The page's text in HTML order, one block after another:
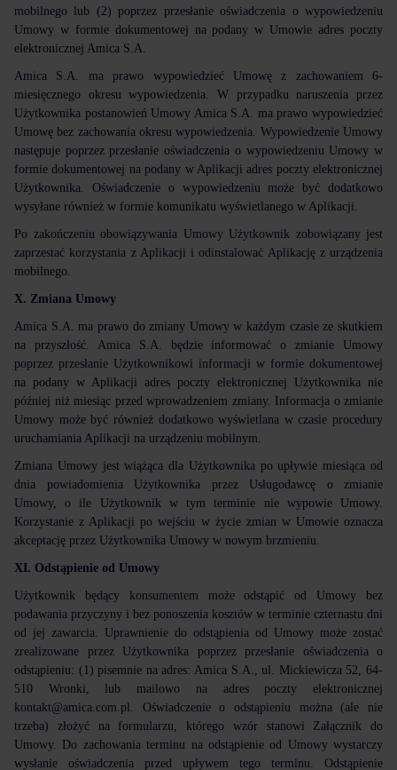
mobilnego lub (2) poprzez przesłanie oświadczenia o wypowiedzeniu
Umowy w formie dokumentowej na podany w Umowie adres poczty
elektronicznej Amica S.A.
Amica S.A. ma prawo wypowiedzieć Umowę z zachowaniem 6-
miesięcznego okresu wypowiedzenia. W przypadku naruszenia przez
Użytkownika postanowień Umowy Amica S.A. ma prawo wypowiedzieć
Umowę bez zachowania okresu wypowiedzenia. Wypowiedzenie Umowy
następuje poprzez przesłanie oświadczenia o wypowiedzeniu Umowy w
formie dokumentowej na podany w Aplikacji adres poczty elektronicznej
Użytkownika. Oświadczenie o wypowiedzeniu może być dodatkowo
wysyłane również w formie komunikatu wyświetlanego w Aplikacji.
Po zakończeniu obowiązywania Umowy Użytkownik zobowiązany jest
zaprzestać korzystania z Aplikacji i odinstalować Aplikację z urządzenia
mobilnego.
X. Zmiana Umowy
Amica S.A. ma prawo do zmiany Umowy w każdym czasie ze skutkiem
na przyszłość. Amica S.A. będzie informować o zmianie Umowy
poprzez przesłanie Użytkownikowi informacji w formie dokumentowej
na podany w Aplikacji adres poczty elektronicznej Użytkownika nie
później niż miesiąc przed wprowadzeniem zmiany. Informacja o zmianie
Umowy może być również dodatkowo wyświetlana w czasie procedury
uruchamiania Aplikacji na urządzeniu mobilnym.
Zmiana Umowy jest wiążąca dla Użytkownika po upływie miesiąca od
dnia powiadomienia Użytkownika przez Usługodawcę o zmianie
Umowy, o ile Użytkownik w tym terminie nie wypowie Umowy.
Korzystanie z Aplikacji po wejściu w życie zmian w Umowie oznacza
akceptację przez Użytkownika Umowy w nowym brzmieniu.
XI. Odstąpienie od Umowy
Użytkownik będący konsumentem może odstąpić od Umowy bez
podawania przyczyny i bez ponoszenia kosztów w terminie czternastu dni
od jej zawarcia. Uprawnienie do odstąpienia od Umowy może zostać
zrealizowane przez Użytkownika poprzez przesłanie oświadczenia o
odstąpieniu: (1) pisemnie na adres: Amica S.A., ul. Mickiewicza 52, 64-
510 Wronki, lub mailowo na adres poczty elektronicznej
kontakt@amica.com.pl . Oświadczenie o odstąpieniu można (ale nie
trzeba) złożyć na formularzu, którego wzór stanowi Załącznik do
Umowy. Do zachowania terminu na odstąpienie od Umowy wystarczy
wysłanie oświadczenia przed upływem tego terminu. Odstąpienie